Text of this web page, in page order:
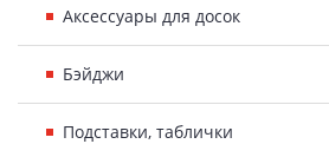
Аксессуары для досок
Бэйджи
Подставки, таблички